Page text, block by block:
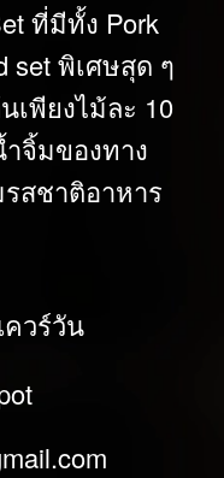
ที่มีทั้ง Pork
set พิเศษสุด ๆ
เพียงไม้ละ 10
จิ้มของทาง
สชาติอาหาร
วร์วัน